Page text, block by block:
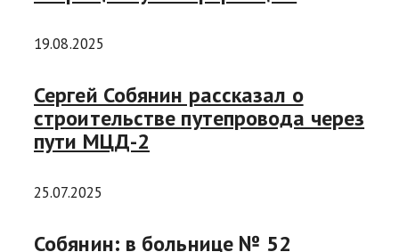
19.08.2025
Сергей Собянин рассказал о
строительстве путепровода через
пути МЦД-2
25.07.2025
Собянин: в больнице № 52